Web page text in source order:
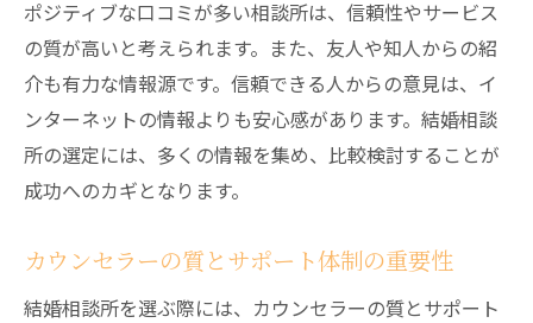
長期的なサポートの有無
利用者の声を参考にする方法
ポジティブな口コミが多い相談所は、信頼性やサービス
の質が高いと考えられます。また、友人や知人からの紹
介も有力な情報源です。信頼できる人からの意見は、イ
ンターネットの情報よりも安心感があります。結婚相談
所の選定には、多くの情報を集め、比較検討することが
成功へのカギとなります。
カウンセラーの質とサポート体制の重要性
結婚相談所を選ぶ際には、カウンセラーの質とサポート